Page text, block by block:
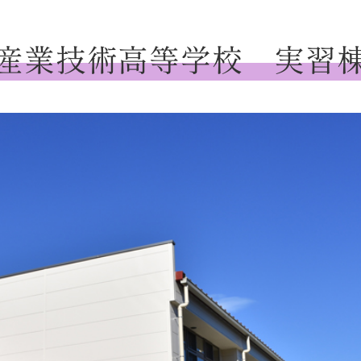
業技術高等学校 実習